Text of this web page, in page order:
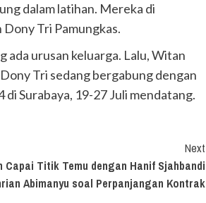
dalam latihan. Mereka di
Tri Pamungkas.
ada urusan keluarga. Lalu, Witan
Tri sedang bergabung dengan
Surabaya, 19-27 Juli mendatang.
Next
Capai Titik Temu dengan Hanif Sjahbandi
Abimanyu soal Perpanjangan Kontrak